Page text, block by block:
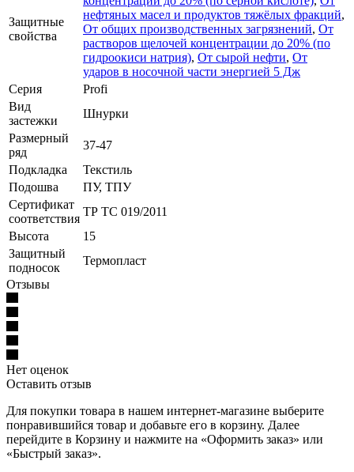
Защитные
свойства
нефтяных масел и продуктов тяжёлых фракций,
От общих производственных загрязнений, От
растворов щелочей концентрации до 20% (по
гидроокиси натрия), От сырой нефти, От
ударов в носочной части энергией 5 Дж
Серия
Profi
Вид
застежки
Шнурки
Размерный
ряд
37-47
Подкладка
Текстиль
Подошва
ПУ, ТПУ
Сертификат
соответствия
ТР ТС 019/2011
Высота
15
Защитный
подносок
Термопласт
Отзывы
Нет оценок
Оставить отзыв
Для покупки товара в нашем интернет-магазине выберите
понравившийся товар и добавьте его в корзину. Далее
перейдите в Корзину и нажмите на «Оформить заказ» или
«Быстрый заказ».